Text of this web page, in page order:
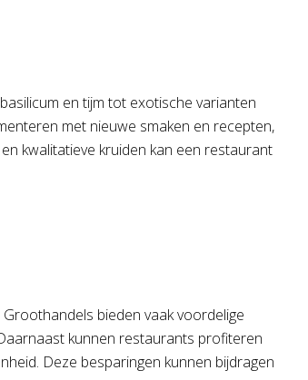
en tijm tot exotische varianten
met nieuwe smaken en recepten,
kwalitatieve kruiden kan een restaurant
bieden vaak voordelige
kunnen restaurants profiteren
Deze besparingen kunnen bijdragen